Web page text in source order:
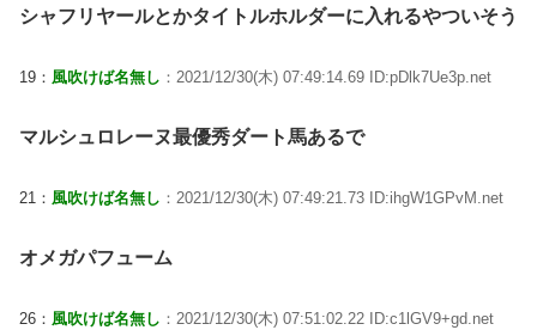
シャフリヤールとかタイトルホルダーに入れるやついそう
19： 風吹けば名無し ：2021/12/30(木) 07:49:14.69 ID:pDlk7Ue3p.net
マルシュロレーヌ最優秀ダート馬あるで
21： 風吹けば名無し ：2021/12/30(木) 07:49:21.73 ID:ihgW1GPvM.net
オメガパフューム
26： 風吹けば名無し ：2021/12/30(木) 07:51:02.22 ID:c1lGV9+gd.net